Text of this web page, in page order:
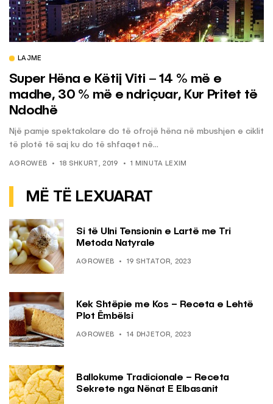
LAJME
Super Hëna e Këtij Viti – 14 % më e
madhe, 30 % më e ndriçuar, Kur Pritet të
Ndodhë
Një pamje spektakolare do të ofrojë hëna në mbushjen e ciklit
të plotë të saj ku do të shfaqet në...
AGROWEB 18 SHKURT, 2019 1 MINUTA LEXIM
MË TË LEXUARAT
Si të Ulni Tensionin e Lartë me Tri
Metoda Natyrale
AGROWEB 19 SHTATOR, 2023
Kek Shtëpie me Kos – Receta e Lehtë
Plot Ëmbëlsi
AGROWEB 14 DHJETOR, 2023
Ballokume Tradicionale – Receta
Sekrete nga Nënat E Elbasanit